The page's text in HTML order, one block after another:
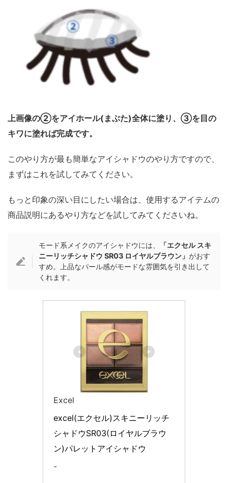
上画像の②をアイホール(まぶた)全体に塗り、③を目の
キワに塗れば完成です。
このやり方が最も簡単なアイシャドウのやり方ですので、
まずはこれを試してみてください。
もっと印象の深い目にしたい場合は、使用するアイテムの
商品説明にあるやり方などを試してみてくださいね。
モード系メイクのアイシャドウには、
「エクセル スキ
ニーリッチシャドウ SR03 ロイヤルブラウン」がおす
すめ。上品なパール感がモードな雰囲気を引き出して
くれます。
Excel
excel(エクセル)スキニーリッチ
シャドウSR03(ロイヤルブラウ
ン)パレットアイシャドウ
-